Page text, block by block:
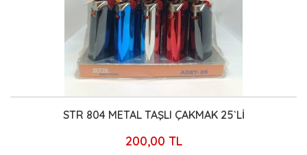
STR 804 METAL TAŞLI ÇAKMAK 25`Lİ
200,00 TL